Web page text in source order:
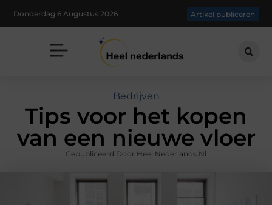
Donderdag 6 Augustus 2026 Artikel publiceren
Bedrijven
Tips voor het kopen
van een nieuwe vloer
Gepubliceerd Door Heel Nederlands.nl